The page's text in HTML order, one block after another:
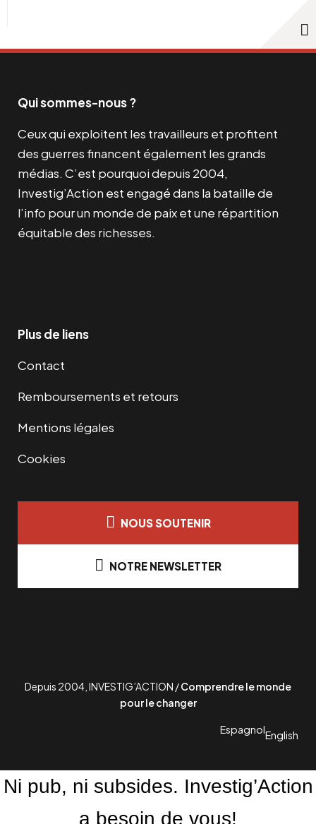
Qui sommes-nous ?
Ceux qui exploitent les travailleurs et profitent
des guerres financent également les grands
médias. C’est pourquoi depuis 2004,
Investig’Action est engagé dans la bataille de
l’info pour un monde de paix et une répartition
équitable des richesses.
Plus de liens
Contact
Remboursements et retours
Mentions légales
Cookies
NOUS SOUTENIR
NOTRE NEWSLETTER
Depuis 2004, INVESTIG’ACTION /Comprendre le monde
pour le changer
EspagnolEnglish
Ni pub, ni subsides. Investig’Action
a besoin de vous!